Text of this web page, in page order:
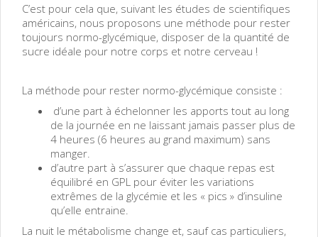
C’est pour cela que, suivant les études de scientifiques
américains, nous proposons une méthode pour rester
toujours normo-glycémique, disposer de la quantité de
sucre idéale pour notre corps et notre cerveau !
La méthode pour rester normo-glycémique consiste :
d’une part à échelonner les apports tout au long
de la journée en ne laissant jamais passer plus de
4 heures (6 heures au grand maximum) sans
manger.
d’autre part à s’assurer que chaque repas est
équilibré en GPL pour éviter les variations
extrêmes de la glycémie et les « pics » d’insuline
qu’elle entraine.
La nuit le métabolisme change et, sauf cas particuliers,